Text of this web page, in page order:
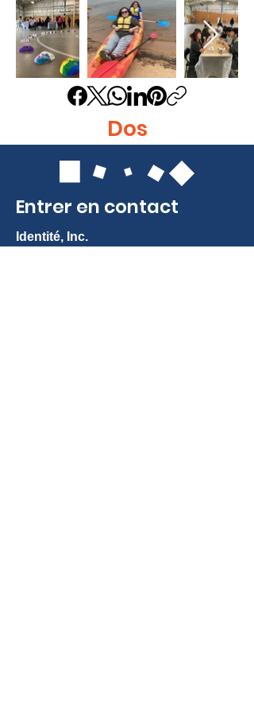
Dos
Entrer en contact
Identité, Inc.